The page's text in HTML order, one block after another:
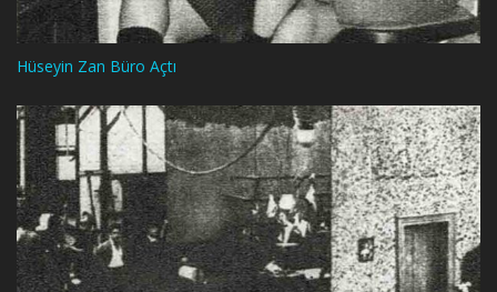
Hüseyin Zan Büro Açtı